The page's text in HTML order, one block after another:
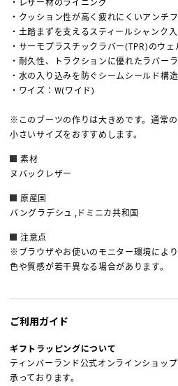
・レザー材のライニング
・クッション性が高く疲れにくいアンチ
・土踏まずを支えるスティールシャンク入
・サーモプラスチックラバー(TPR)のウェ
・耐久性、トラクションに優れたラバー
・水の入り込みを防ぐシームシールド構造
・ワイズ：W(ワイド)
※このブーツの作りは大きめです。通常
小さいサイズをおすすめします。
素材
ヌバックレザー
原産国
バングラデシュ ,ドミニカ共和国
注意点
※ブラウザやお使いのモニター環境によ
色や質感が若干異なる場合があります。
ご利用ガイド
ギフトラッピングについて
ティンバーランド公式オンラインショッ
承っております。